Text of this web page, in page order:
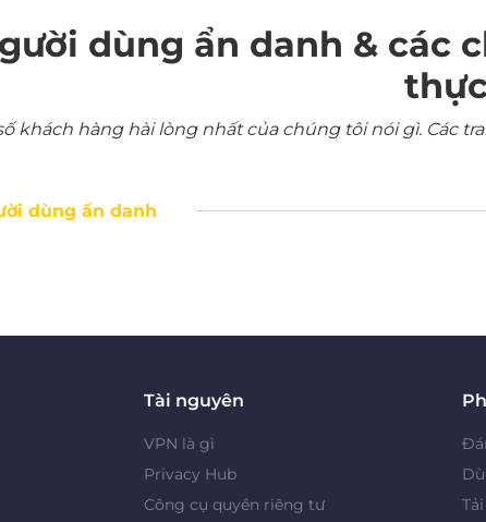
dùng ẩn danh & các
khách hàng hài lòng nhất của chúng tôi nói gì. Các
dùng ẩn danh
Tài nguyên
VPN là gì
Privacy Hub
Công cụ quyền riêng tư